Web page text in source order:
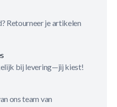
Retourneer je artikelen
bij levering—jij kiest!
ons team van